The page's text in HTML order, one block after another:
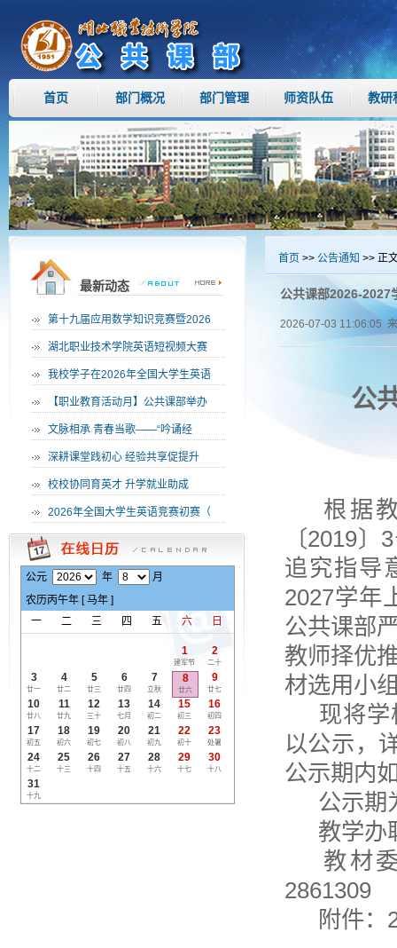
首页 部门概况 部门管理 师资队伍 教研
最新动态
· 第十九届应用数学知识竞赛暨2026
· 湖北职业技术学院英语短视频大赛
· 我校学子在2026年全国大学生英语
· 【职业教育活动月】公共课部举办
· 文脉相承 青春当歌——“吟诵经
· 深耕课堂践初心 经验共享促提升
· 校校协同育英才 升学就业助成
· 2026年全国大学生英语竞赛初赛（
公元 年
月
农历丙午年 [马年 ]
一
二 三 四 五 六 日
1
建军节
2
二十
3
廿一
4
廿二
5
廿三
6
廿四
7
立秋
8
廿六
9
廿七
10
廿八
11
廿九
12
三十
13
七月
14
初二
15
初三
16
初四
17
初五
18
初六
19
初七
20
初八
21
初九
22
初十
23
处暑
24
十二
25
十三
26
十四
27
十五
28
十六
29
十七
30
十八
31
十九
首页 >> 公告通知 >> 正
公共课部2026-2027
2026-07-03 11:06:05
公
根据
〔2019
追究指导
2027学年
公共课部
教师择优
材选用小
现将学
以公示，
公示期内
公示期
教学办
教材
2861309
附件：